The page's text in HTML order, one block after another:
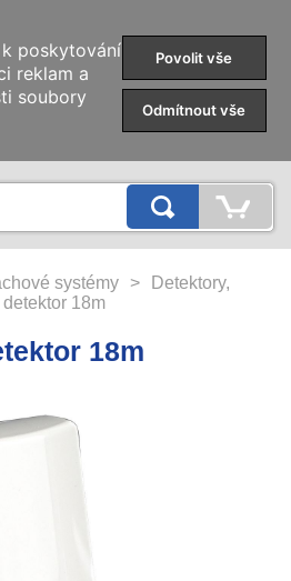
systémy >
Detektory,
18m
18m
poskytování
reklam a
soubory
Povolit vše
Odmítnout vše